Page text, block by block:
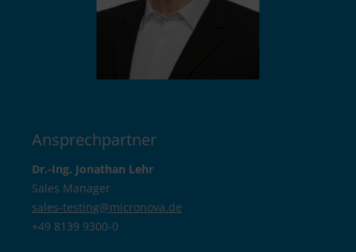
Ansprechpartner
Dr.-Ing. Jonathan Lehr
Sales Manager
sales-testing@micronova.de
+49 8139 9300-0